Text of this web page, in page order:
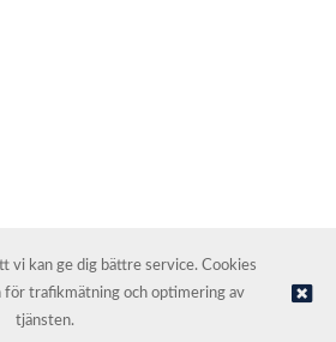
AS | Webbutik tillhandahålls av
Kréatif
AS
vi kan ge dig bättre service. Cookies
för trafikmätning och optimering av
tjänsten.